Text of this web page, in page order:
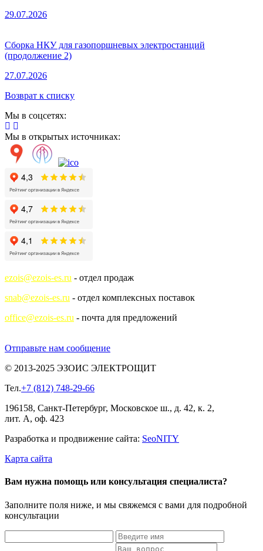
29.07.2026
Сборка НКУ для газопоршневых электростанций
(продолжение 2)
27.07.2026
Возврат к списку
Мы в соцсетях:
Мы в открытых источниках:
ezois@ezois-es.ru - отдел продаж
snab@ezois-es.ru - отдел комплексных поставок
office@ezois-es.ru - почта для предложений
Отправьте нам сообщение
© 2013-2025 ЭЗОИС ЭЛЕКТРОЩИТ
Тел.+7 (812) 748-29-66
196158, Санкт-Петербург, Московское ш., д. 42, к. 2,
лит. А, оф. 423
Разработка и продвижение сайта: SeoNITY
Карта сайта
Вам нужна помощь или консультация специалиста?
Заполните поля ниже, и мы свяжемся с вами для подробной
консультации